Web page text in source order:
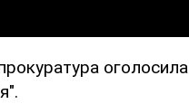
оголосила